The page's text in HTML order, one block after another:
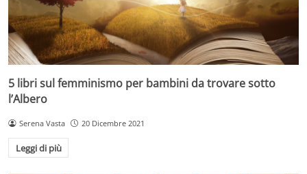
5 libri sul femminismo per bambini da trovare sotto
l’Albero
Serena Vasta 20 Dicembre 2021
Leggi di più